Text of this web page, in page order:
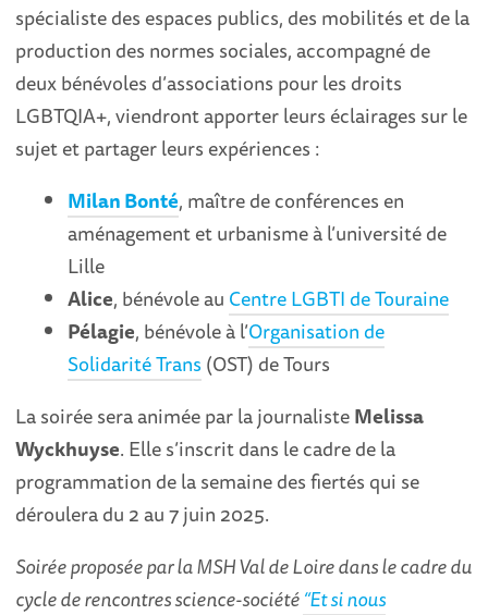
spécialiste des espaces publics, des mobilités et de la
production des normes sociales, accompagné de
deux bénévoles d’associations pour les droits
LGBTQIA+, viendront apporter leurs éclairages sur le
sujet et partager leurs expériences :
Milan Bonté, maître de conférences en
aménagement et urbanisme à l’université de
Lille
Alice, bénévole au Centre LGBTI de Touraine
Pélagie, bénévole à l’Organisation de
Solidarité Trans (OST) de Tours
La soirée sera animée par la journalisteMelissa
Wyckhuyse. Elle s’inscrit dans le cadre de la
programmation de la semaine des fiertés qui se
déroulera du 2 au 7 juin 2025.
Soirée proposée par la MSH Val de Loire dans le cadre du
cycle de rencontres science-société“Et si nous